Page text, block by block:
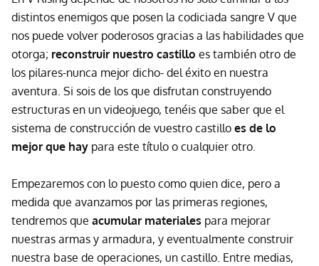
distintos enemigos que posen la codiciada sangre V que
nos puede volver poderosos gracias a las habilidades que
otorga; reconstruir nuestro castillo es también otro de
los pilares-nunca mejor dicho- del éxito en nuestra
aventura. Si sois de los que disfrutan construyendo
estructuras en un videojuego, tenéis que saber que el
sistema de construcción de vuestro castillo es de lo
mejor que hay para este título o cualquier otro.
Empezaremos con lo puesto como quien dice, pero a
medida que avanzamos por las primeras regiones,
tendremos que acumular materiales para mejorar
nuestras armas y armadura, y eventualmente construir
nuestra base de operaciones, un castillo. Entre medias,